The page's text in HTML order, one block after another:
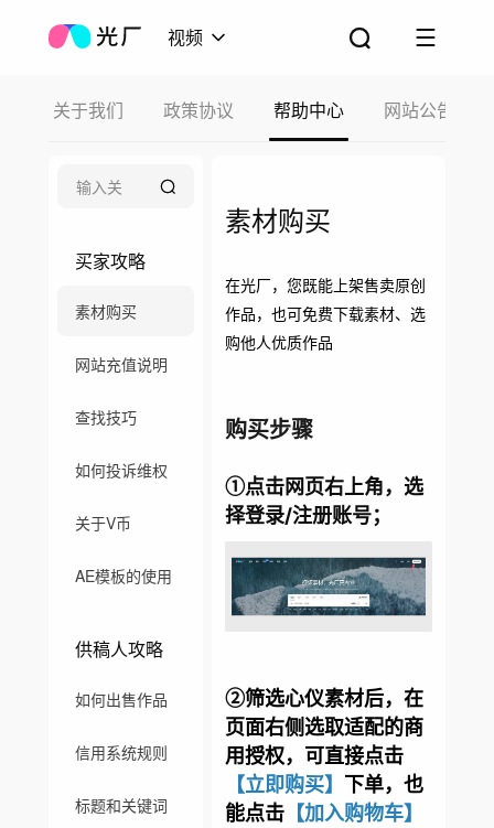
视频
关于我们 政策协议 帮助中心 网站公告
买家攻略
素材购买
网站充值说明
查找技巧
如何投诉维权
关于V币
AE模板的使用
供稿人攻略
如何出售作品
信用系统规则
标题和关键词
素材购买
在光厂，您既能上架售卖原创
作品，也可免费下载素材、选
购他人优质作品
购买步骤
①点击网页右上角，选
择登录/注册账号；
②筛选心仪素材后，在
页面右侧选取适配的商
用授权，可直接点击
【立即购买】 下单，也
能点击 【加入购物车】